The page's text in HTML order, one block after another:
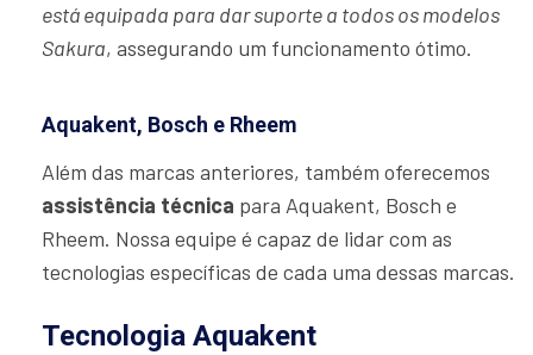
está equipada para dar suporte a todos os modelos
Sakura, assegurando um funcionamento ótimo.
Aquakent, Bosch e Rheem
Além das marcas anteriores, também oferecemos
assistência técnica para Aquakent, Bosch e
Rheem. Nossa equipe é capaz de lidar com as
tecnologias específicas de cada uma dessas marcas.
Tecnologia Aquakent